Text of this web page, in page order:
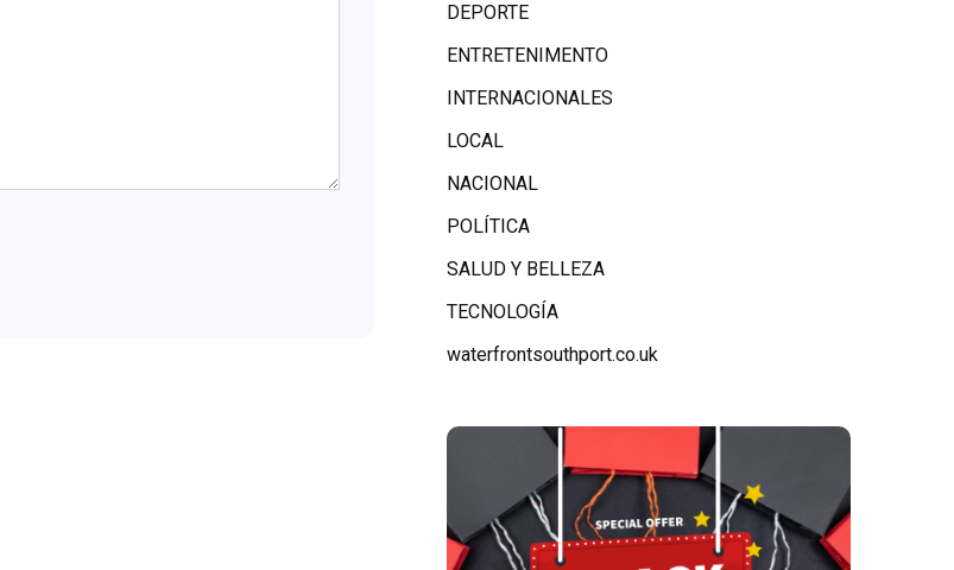
DEPORTE
ENTRETENIMENTO
INTERNACIONALES
LOCAL
NACIONAL
POLÍTICA
SALUD Y BELLEZA
TECNOLOGÍA
waterfrontsouthport.co.uk